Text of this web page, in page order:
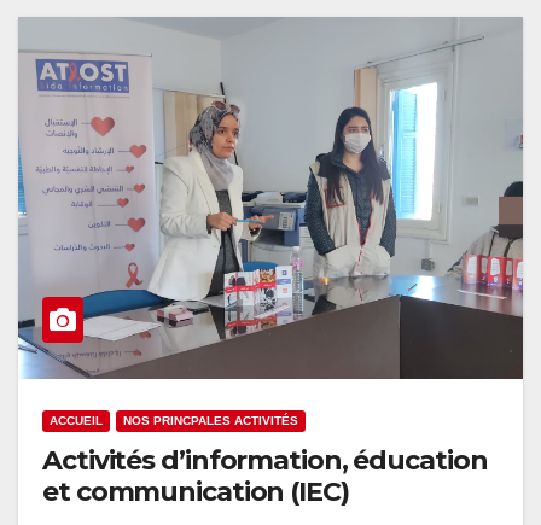
ACCUEIL NOS PRINCPALES ACTIVITÉS
Activités d’information, éducation
et communication (IEC)